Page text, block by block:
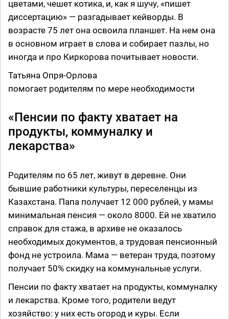
цветами, чешет котика, и, как я шучу, «пишет
диссертацию» — разгадывает кейворды. В
возрасте 75 лет она освоила планшет. На нем она
в основном играет в слова и собирает пазлы, но
иногда и про Киркорова почитывает новости.
Татьяна Опря-Орлова
помогает родителям по мере необходимости
«Пенсии по факту хватает на
продукты, коммуналку и
лекарства»
Родителям по 65 лет, живут в деревне. Они
бывшие работники культуры, переселенцы из
Казахстана. Папа получает 12 000 рублей, у мамы
минимальная пенсия — около 8000. Ей не хватило
справок для стажа, в архиве не оказалось
необходимых документов, а трудовая пенсионный
фонд не устроила. Мама — ветеран труда, поэтому
получает 50% скидку на коммунальные услуги.
Пенсии по факту хватает на продукты, коммуналку
и лекарства. Кроме того, родители ведут
хозяйство: у них есть огород и куры. Если